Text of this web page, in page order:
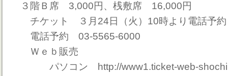
３階Ｂ席 3,000円、桟敷席 16,000円
チケット ３月24日（火）10時より電話予約
電話予約 03-5565-6000
Ｗｅｂ販売
パソコン http://www1.ticket-web-